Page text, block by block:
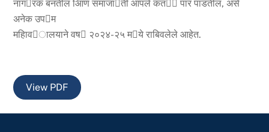
नाग􁳯रक बनतील आिण समाजा􁮧ती आपले कत􁭅􁳞 पार पाडतील, असे
अनेक उप􁮓म
महािव􁳒ालयाने वष􁭅 २०२४-२५ म􁭟ये राबिवलेले आहेत.
View PDF